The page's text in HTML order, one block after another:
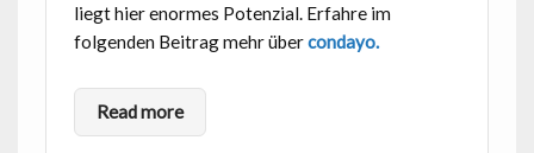
liegt hier enormes Potenzial. Erfahre im
folgenden Beitrag mehr übercondayo.
Read more